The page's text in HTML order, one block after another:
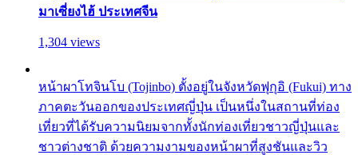
มาเซี่ยงไฮ้ ประเทศจีน
1,304 views
หน้าผาโทจินโบ (Tojinbo) ตั้งอยู่ในจังหวัดฟุกุอิ (Fukui) ทาง
ภาคตะวันออกของประเทศญี่ปุ่น เป็นหนึ่งในสถานที่ท่อง
เที่ยวที่ได้รับความนิยมจากทั้งนักท่องเที่ยวชาวญี่ปุ่นและ
ชาวต่างชาติ ด้วยความงามของหน้าผาที่สูงชันและวิว